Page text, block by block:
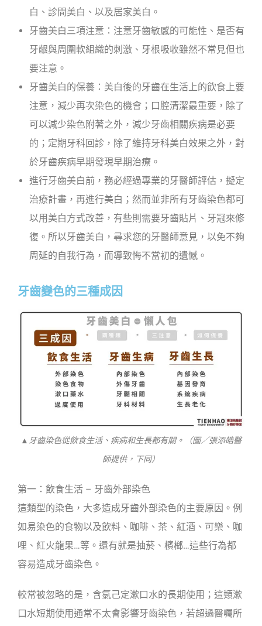
白、診間美白、以及居家美白。
牙齒美白三項注意：注意牙齒敏感的可能性、是否有
牙齦與周圍軟組織的刺激、牙根吸收雖然不常見但也
要注意。
牙齒美白的保養：美白後的牙齒在生活上的飲食上要
注意，減少再次染色的機會；口腔清潔最重要，除了
可以減少染色附著之外，減少牙齒相關疾病是必要
的；定期牙科回診，除了維持牙科美白效果之外，對
於牙齒疾病早期發現早期治療。
進行牙齒美白前，務必經過專業的牙醫師評估，擬定
治療計畫，再進行美白；然而並非所有牙齒染色都可
以用美白方式改善，有些則需要牙齒貼片、牙冠來修
復。所以牙齒美白，尋求您的牙醫師意見，以免不夠
周延的自我行為，而導致悔不當初的遺憾。
牙齒變色的三種成因
▲牙齒染色從飲食生活、疾病和生長都有關。（圖／張添皓醫
師提供，下同）
第一：飲食生活 – 牙齒外部染色
這類型的染色，大多造成牙齒外部染色的主要原因。例
如易染色的食物以及飲料、咖啡、茶、紅酒、可樂、咖
哩、紅火龍果…等。還有就是抽菸、檳榔…這些行為都
容易造成牙齒染色。
較常被忽略的是，含氯己定漱口水的長期使用；這類漱
口水短期使用通常不太會影響牙齒染色，若超過醫囑所